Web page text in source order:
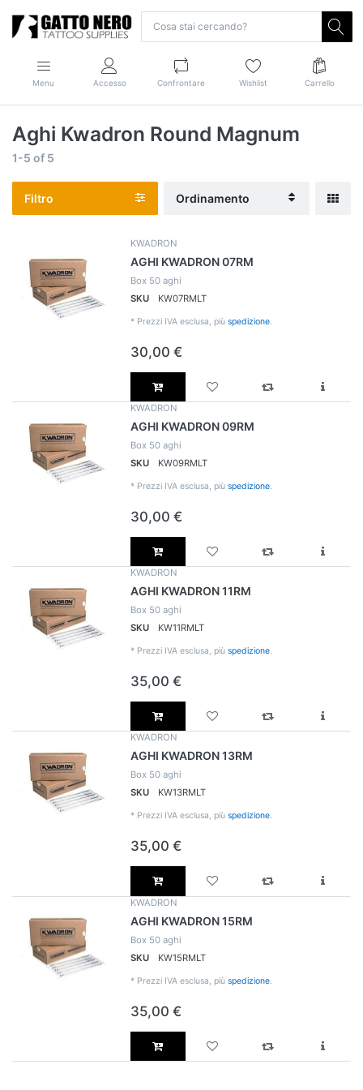
Menu Accesso Confrontare Wishlist Carrello
Aghi Kwadron Round Magnum
1-5 of 5
Filtro Ordinamento
KWADRON
AGHI KWADRON 07RM
Box 50 aghi
SKU
KW07RMLT
* Prezzi IVA esclusa, più spedizione.
30,00 €
KWADRON
AGHI KWADRON 09RM
Box 50 aghi
SKU
KW09RMLT
* Prezzi IVA esclusa, più spedizione.
30,00 €
KWADRON
AGHI KWADRON 11RM
Box 50 aghi
SKU
KW11RMLT
* Prezzi IVA esclusa, più spedizione.
35,00 €
KWADRON
AGHI KWADRON 13RM
Box 50 aghi
SKU
KW13RMLT
* Prezzi IVA esclusa, più spedizione.
35,00 €
KWADRON
AGHI KWADRON 15RM
Box 50 aghi
SKU
KW15RMLT
* Prezzi IVA esclusa, più spedizione.
35,00 €